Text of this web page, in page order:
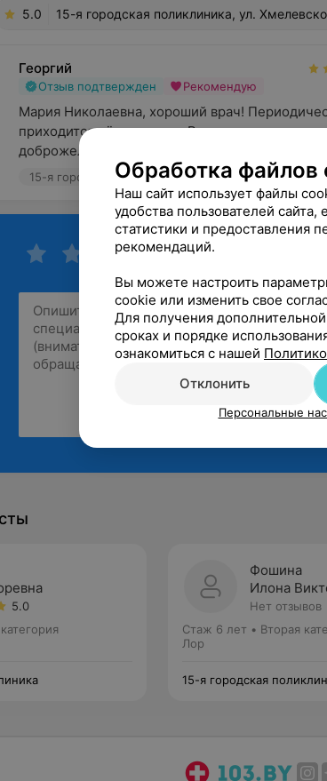
5.0 15-я городская поликлиника, ул.
Георгий
Отзыв подтвержден Рекомендую
Мария Николаевна, хороший врач!
приходится её посещать. Вежливая,
доброжелательная, компетентная, старатель...
15-я городская поликлиника, ул. Хмелевского, 39
5.0
Фошина
Илона
Нет отзывов
Стаж 6 лет • Вторая
Лор
15-я городская
Обработка файлов
Наш сайт использует файлы
удобства пользователей сайта,
статистики и предоставления
рекомендаций.
Вы можете настроить
cookie или изменить свое
Для получения
сроках и порядке
ознакомиться с нашей
Отклонить
Персональные